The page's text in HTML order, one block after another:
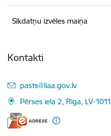
Sīkdatņu izvēles maiņa
Kontakti
E-pasts:
pasts@liaa.gov.lv
Pērses iela 2, Rīga, LV-1011